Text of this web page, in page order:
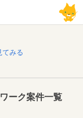
てみる
ーク案件一覧